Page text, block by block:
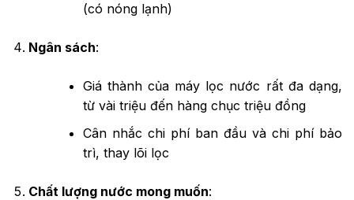
(có nóng lạnh)
Ngân sách:
Giá thành của máy lọc nước rất đa dạng,
từ vài triệu đến hàng chục triệu đồng
Cân nhắc chi phí ban đầu và chi phí bảo
trì, thay lõi lọc
Chất lượng nước mong muốn: